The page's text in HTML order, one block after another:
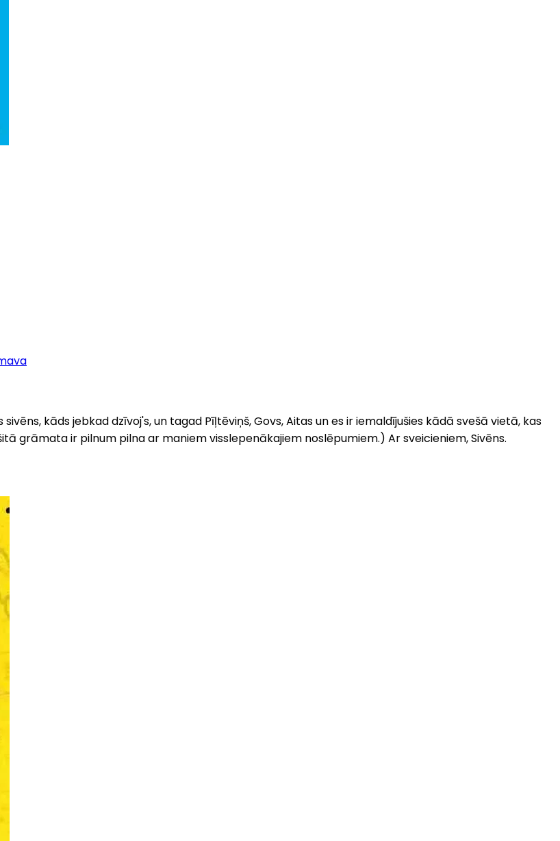
kāds jebkad dzīvoj's, un tagad Pīļtēviņš, Govs, Aitas un es ir iemaldījušies kādā svešā vietā, kas
grāmata ir pilnum pilna ar maniem visslepenākajiem noslēpumiem.) Ar sveicieniem, Sivēns.